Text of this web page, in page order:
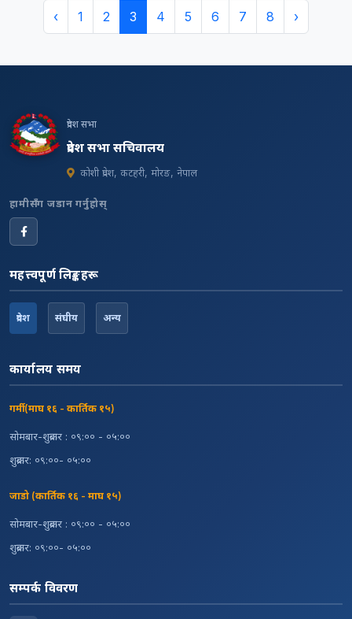
‹ 1 2 3 4 5 6 7 8 ›
प्रदेश सभा
प्रदेश सभा सचिवालय
कोशी प्रदेश, कटहरी, मोरङ, नेपाल
हामीसँग जडान गर्नुहोस्
महत्त्वपूर्ण लिङ्कहरू
प्रदेश संघीय अन्य
कार्यालय समय
गर्मी (माघ १६ - कार्तिक १५)
सोमबार-शुक्रबार : ०९:०० - ०५:००
शुक्रबार: ०९:००- ०५:००
जाडो (कार्तिक १६ - माघ १५)
सोमबार-शुक्रबार : ०९:०० - ०५:००
शुक्रबार: ०९:००- ०५:००
सम्पर्क विवरण